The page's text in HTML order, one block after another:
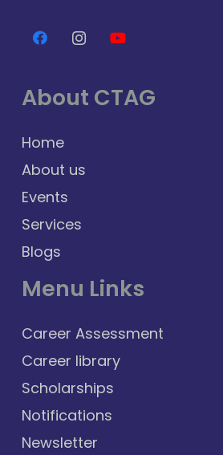
About CTAG
Home
About us
Events
Services
Blogs
Menu Links
Career Assessment
Career library
Scholarships
Notifications
Newsletter